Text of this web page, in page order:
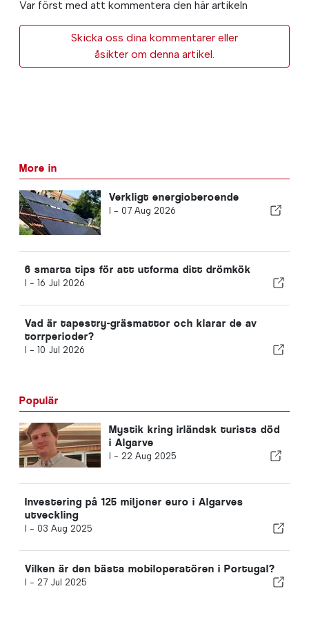
Var först med att kommentera den här artikeln
Skicka oss dina kommentarer eller
åsikter om denna artikel.
More in
Verkligt energioberoende
I - 07 Aug 2026
6 smarta tips för att utforma ditt drömkök
I - 16 Jul 2026
Vad är tapestry-gräsmattor och klarar de av
torrperioder?
I - 10 Jul 2026
Populär
Mystik kring irländsk turists död
i Algarve
I - 22 Aug 2025
Investering på 125 miljoner euro i Algarves
utveckling
I - 03 Aug 2025
Vilken är den bästa mobiloperatören i Portugal?
I - 27 Jul 2025